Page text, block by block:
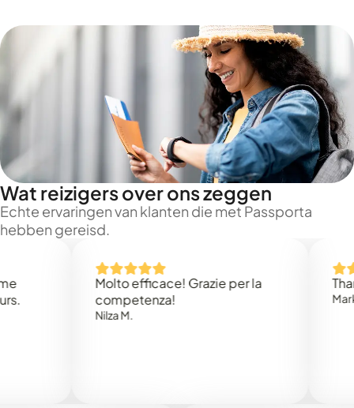
Wat reizigers over ons zeggen
Echte ervaringen van klanten die met Passporta
hebben gereisd.
Molto efficace! Grazie per la
competenza!
Thank
Mark N.